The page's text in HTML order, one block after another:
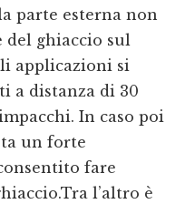
parte esterna non
del ghiaccio sul
applicazioni si
a distanza di 30
In caso poi
un forte
fare
l’altro è